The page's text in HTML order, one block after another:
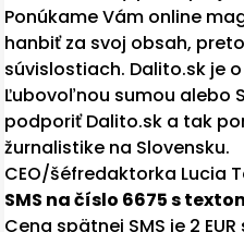
Ponúkame Vám online
hanbiť za svoj obsah,
súvislostiach. Dalito.sk je
Ľubovoľnou sumou alebo
podporiť Dalito.sk a tak
žurnalistike na Slovensku.
CEO/šéfredaktorka Lucia
SMS na číslo 6675 s
Cena spätnej SMS je 2 EUR